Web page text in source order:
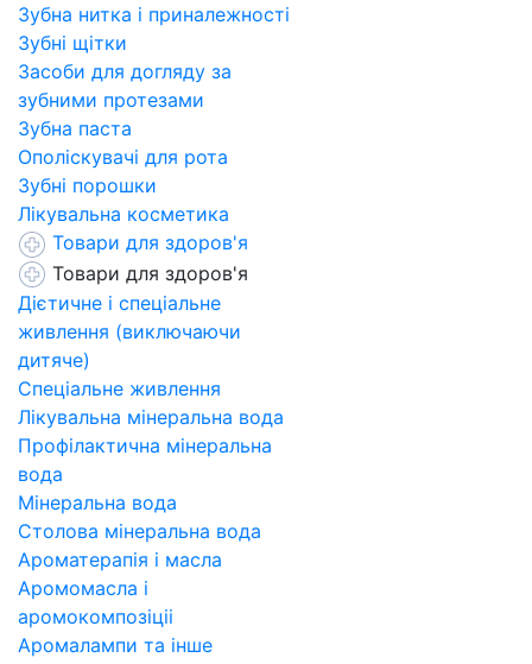
Зубна нитка і приналежності
Зубні щітки
Засоби для догляду за
зубними протезами
Зубна паста
Ополіскувачі для рота
Зубні порошки
Лікувальна косметика
Товари для здоров'я
Товари для здоров'я
Дієтичне і спеціальне
живлення (виключаючи
дитяче)
Спеціальне живлення
Лікувальна мінеральна вода
Профілактична мінеральна
вода
Мінеральна вода
Столова мінеральна вода
Ароматерапія і масла
Аромомасла і
аромокомпозіціі
Аромалампи та інше